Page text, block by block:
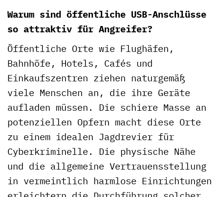
Warum sind öffentliche USB-Anschlüsse
so attraktiv für Angreifer?
Öffentliche Orte wie Flughäfen,
Bahnhöfe, Hotels, Cafés und
Einkaufszentren ziehen naturgemäß
viele Menschen an, die ihre Geräte
aufladen müssen. Die schiere Masse an
potenziellen Opfern macht diese Orte
zu einem idealen Jagdrevier für
Cyberkriminelle. Die physische Nähe
und die allgemeine Vertrauensstellung
in vermeintlich harmlose Einrichtungen